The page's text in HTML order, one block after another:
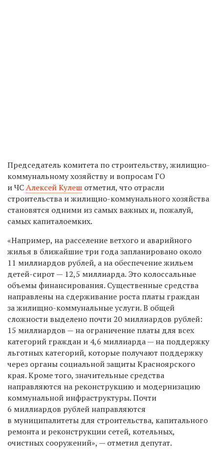
Председатель комитета по строительству, жилищно-
коммунальному хозяйству и вопросам ГО
и ЧСАлексей Кулеш отметил, что отрасли
строительства и жилищно-коммунального хозяйства
становятся одними из самых важных и, пожалуй,
самых капиталоемких.
«Например, на расселение ветхого и аварийного
жилья в ближайшие три года запланировано около
11 миллиардов рублей, а на обеспечение жильем
детей-сирот — 12,5 миллиарда. Это колоссальные
объемы финансирования. Существенные средства
направлены на сдерживание роста платы граждан
за жилищно-коммунальные услуги. В общей
сложности выделено почти 20 миллиардов рублей:
15 миллиардов — на ограничение платы для всех
категорий граждан и 4,6 миллиарда — на поддержку
льготных категорий, которые получают поддержку
через органы социальной защиты Красноярского
края. Кроме того, значительные средства
направляются на реконструкцию и модернизацию
коммунальной инфраструктуры. Почти
6 миллиардов рублей направляются
в муниципалитеты для строительства, капитального
ремонта и реконструкции сетей, котельных,
очистных сооружений», — отметил депутат.